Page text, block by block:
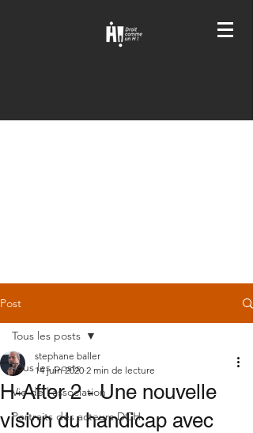
Post
Tous les posts
Vie de l'association
Portraits des acteurs DCH
Tous les posts
H-After 2 - Une nouvelle
vision du handicap avec
stephane baller
14 juin 2020 2 min de lecture